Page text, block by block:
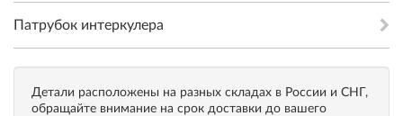
Патрубок интеркулера
Детали расположены на разных складах в России и СНГ,
обращайте внимание на срок доставки до вашего